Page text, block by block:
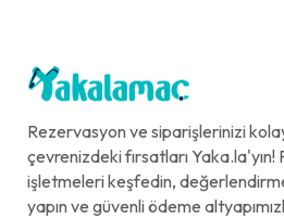
Rezervasyon ve siparişlerinizi
çevrenizdeki fırsatları
işletmeleri keşfedin,
yapın ve güvenli ödeme